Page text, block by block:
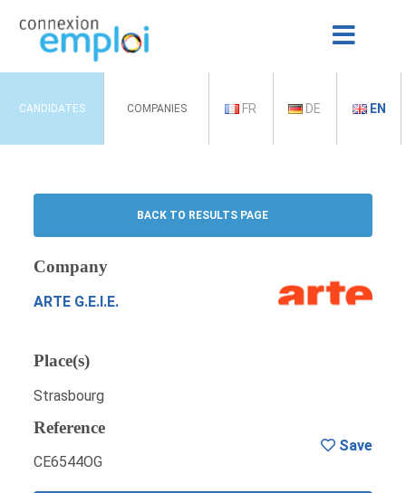
CANDIDATES COMPANIES FR DE EN
BACK TO RESULTS PAGE
Company
ARTE G.E.I.E.
Place(s)
Strasbourg
Reference
CE6544OG
Save